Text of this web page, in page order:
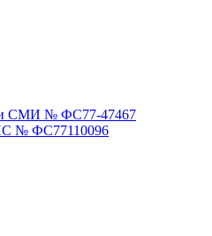
СМИ № ФС77-47467
№ ФС77110096